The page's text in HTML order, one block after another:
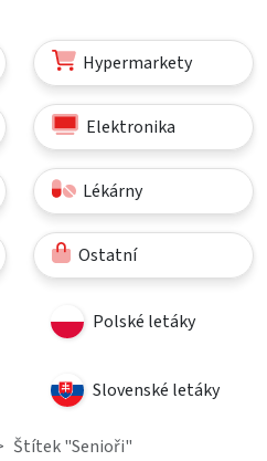
Hypermarkety
Elektronika
Lékárny
Ostatní
Polské letáky
Slovenské letáky
Štítek "Senioři"